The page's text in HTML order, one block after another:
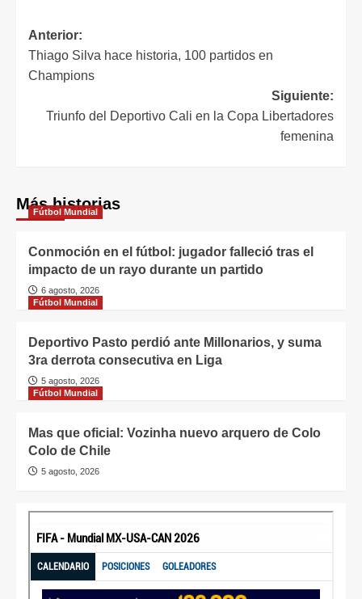
Anterior:
Thiago Silva hace historia, 100 partidos en
Champions
Siguiente:
Triunfo del Deportivo Cali en la Copa Libertadores
femenina
Más historias
Fútbol Mundial
Conmoción en el fútbol: jugador falleció tras el
impacto de un rayo durante un partido
6 agosto, 2026
Fútbol Mundial
Deportivo Pasto perdió ante Millonarios, y suma
3ra derrota consecutiva en Liga
5 agosto, 2026
Fútbol Mundial
Mas que oficial: Vozinha nuevo arquero de Colo
Colo de Chile
5 agosto, 2026